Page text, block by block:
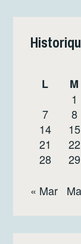
L
M
1
7
8
14
15
21
22
28
29
« Mar